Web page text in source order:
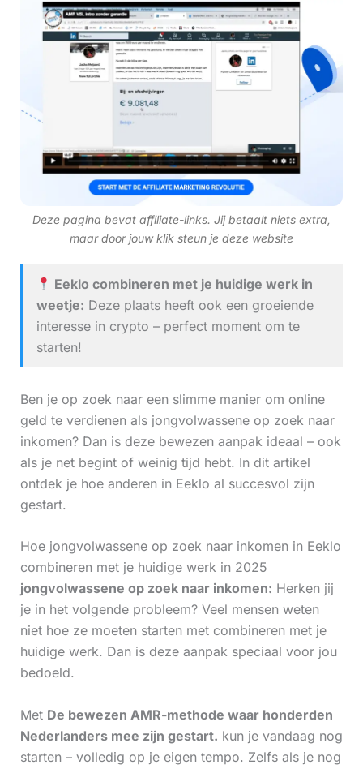
Deze pagina bevat affiliate-links. Jij betaalt niets extra,
maar door jouw klik steun je deze website
Eeklo combineren met je huidige werk in
weetje: Deze plaats heeft ook een groeiende
interesse in crypto – perfect moment om te
starten!
Ben je op zoek naar een slimme manier om online
geld te verdienen als jongvolwassene op zoek naar
inkomen? Dan is deze bewezen aanpak ideaal – ook
als je net begint of weinig tijd hebt. In dit artikel
ontdek je hoe anderen in Eeklo al succesvol zijn
gestart.
Hoe jongvolwassene op zoek naar inkomen in Eeklo
combineren met je huidige werk in 2025
jongvolwassene op zoek naar inkomen: Herken jij
je in het volgende probleem? Veel mensen weten
niet hoe ze moeten starten met combineren met je
huidige werk. Dan is deze aanpak speciaal voor jou
bedoeld.
Met De bewezen AMR-methode waar honderden
Nederlanders mee zijn gestart. kun je vandaag nog
starten – volledig op je eigen tempo. Zelfs als je nog